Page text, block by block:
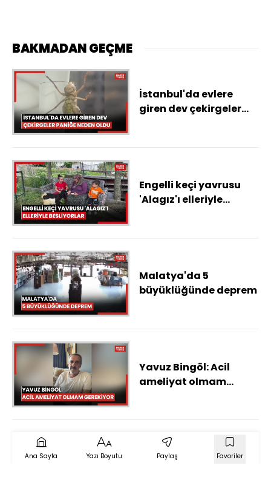
BAKMADAN GEÇME
İstanbul'da evlere
giren dev çekirgeler
Engelli keçi yavrusu
'Alagız'ı elleriyle
Malatya'da 5
büyüklüğünde deprem
Yavuz Bingöl: Acil
ameliyat olmam
Ana Sayfa Yazı Boyutu Paylaş Favoriler